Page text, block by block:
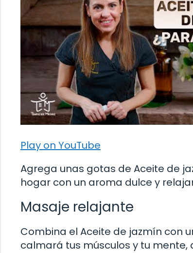
Play on YouTube
Agrega unas gotas de Aceite de
hogar con un aroma dulce y
Masaje relajante
Combina el Aceite de jazmín con
calmará tus músculos y tu